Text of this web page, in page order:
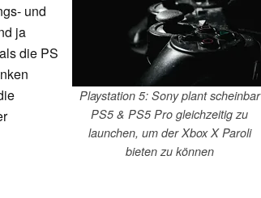
Playstation 5: Sony plant scheinbar
PS5 & PS5 Pro gleichzeitig zu
launchen, um der Xbox X Paroli
bieten zu können
und
ja
die PS